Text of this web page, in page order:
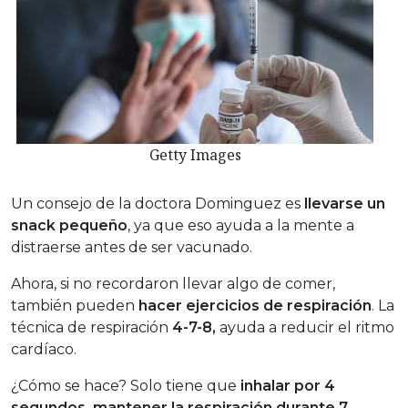
Getty Images
Un consejo de la doctora Dominguez es llevarse un
snack pequeño, ya que eso ayuda a la mente a
distraerse antes de ser vacunado.
Ahora, si no recordaron llevar algo de comer,
también pueden hacer ejercicios de respiración. La
técnica de respiración 4-7-8, ayuda a reducir el ritmo
cardíaco.
¿Cómo se hace? Solo tiene que inhalar por 4